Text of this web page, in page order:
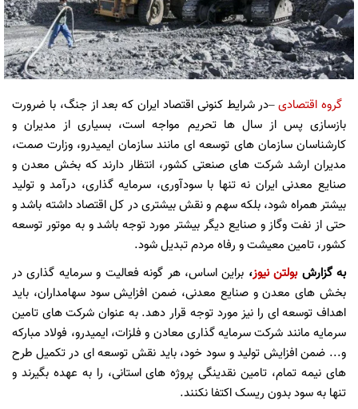
گروه اقتصادی–در شرایط کنونی اقتصاد ایران که بعد از جنگ، با ضرورت
بازسازی پس از سال ها تحریم مواجه است، بسیاری از مدیران و
کارشناسان سازمان های توسعه ای مانند سازمان ایمیدرو، وزارت صمت،
مدیران ارشد شرکت های صنعتی کشور، انتظار دارند که بخش معدن و
صنایع معدنی ایران نه تنها با سودآوری، سرمایه گذاری، درآمد و تولید
بیشتر همراه شود، بلکه سهم و نقش بیشتری در کل اقتصاد داشته باشد و
حتی از نفت وگاز و صنایع دیگر بیشتر مورد توجه باشد و به موتور توسعه
کشور، تامین معیشت و رفاه مردم تبدیل شود.
به گزارشبولتن نیوز، براین اساس، هر گونه فعالیت و سرمایه گذاری در
بخش های معدن و صنایع معدنی، ضمن افزایش سود سهامداران، باید
اهداف توسعه ای را نیز مورد توجه قرار دهد. به عنوان شرکت های تامین
سرمایه مانند شرکت سرمایه گذاری معادن و فلزات، ایمیدرو، فولاد مبارکه
و... ضمن افزایش تولید و سود خود، باید نقش توسعه ای در تکمیل طرح
های نیمه تمام، تامین نقدینگی پروژه های استانی، را به عهده بگیرند و
تنها به سود بدون ریسک اکتفا نکنند.